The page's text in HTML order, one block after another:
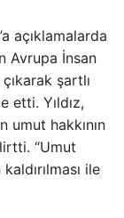
açıklamalarda
Avrupa İnsan
şartlı
etti. Yıldız,
umut hakkının
“Umut
ile